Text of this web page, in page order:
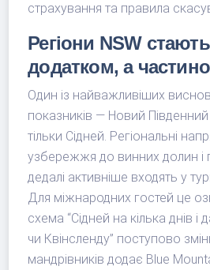
страхування та правила
Регіони NSW
додатком, а
Один із найважливіших
показників — Новий
тільки Сідней. Регіональні
узбережжя до винних долин і
дедалі активніше входять у
Для міжнародних гостей це
схема “Сідней на кілька днів і
чи Квінсленду” поступово
мандрівників додає Blue